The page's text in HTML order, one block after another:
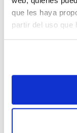
que les haya
partir del uso que
TDS / Ficha
descargas
descargas
Los
listos para